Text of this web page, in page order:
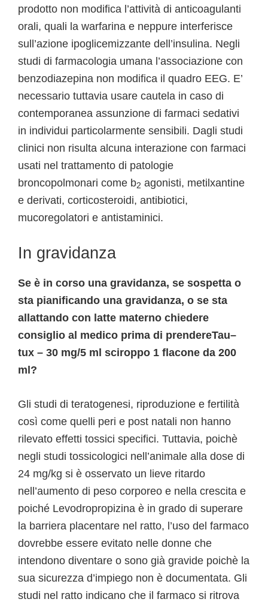
prodotto non modifica l’attività di anticoagulanti
orali, quali la warfarina e neppure interferisce
sull’azione ipoglicemizzante dell’insulina. Negli
studi di farmacologia umana l’associazione con
benzodiazepina non modifica il quadro EEG. E’
necessario tuttavia usare cautela in caso di
contemporanea assunzione di farmaci sedativi
in individui particolarmente sensibili. Dagli studi
clinici non risulta alcuna interazione con farmaci
usati nel trattamento di patologie
broncopolmonari come b2 agonisti, metilxantine
e derivati, corticosteroidi, antibiotici,
mucoregolatori e antistaminici.
In gravidanza
Se è in corso una gravidanza, se sospetta o
sta pianificando una gravidanza, o se sta
allattando con latte materno chiedere
consiglio al medico prima di prendereTau–
tux – 30 mg/5 ml sciroppo 1 flacone da 200
ml?
Gli studi di teratogenesi, riproduzione e fertilità
così come quelli peri e post natali non hanno
rilevato effetti tossici specifici. Tuttavia, poichè
negli studi tossicologici nell’animale alla dose di
24 mg/kg si è osservato un lieve ritardo
nell’aumento di peso corporeo e nella crescita e
poiché Levodropropizina è in grado di superare
la barriera placentare nel ratto, l’uso del farmaco
dovrebbe essere evitato nelle donne che
intendono diventare o sono già gravide poichè la
sua sicurezza d’impiego non è documentata. Gli
studi nel ratto indicano che il farmaco si ritrova